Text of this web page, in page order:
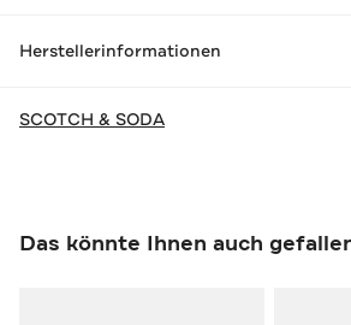
Herstellerinformationen
SCOTCH & SODA
Das könnte Ihnen auch